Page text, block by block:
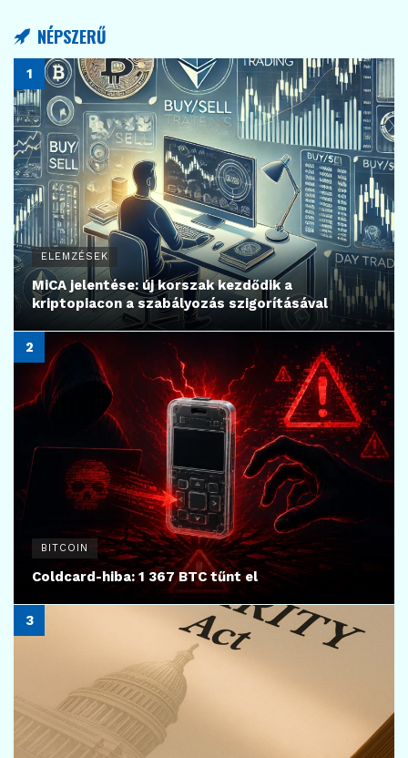
NÉPSZERŰ
ELEMZÉSEK
MiCA jelentése: új korszak kezdődik a
kriptopiacon a szabályozás szigorításával
BITCOIN
Coldcard-hiba: 1 367 BTC tűnt el